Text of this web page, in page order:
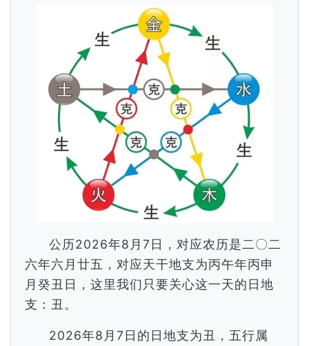
公历2026年8月7日，对应农历是二〇二
六年六月廿五，对应天干地支为丙午年丙申
月癸丑日，这里我们只要关心这一天的日地
支：丑。
2026年8月7日的日地支为丑，五行属